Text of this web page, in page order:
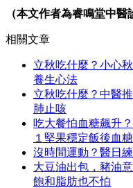
（本文作者為睿鳴堂中
相關文章
立秋吃什麼？小心
養生心法
立秋吃什麼？中醫
肺止咳
吃大餐怕血糖飆升
１堅果穩定飯後血糖
沒時間運動？醫日
大豆油出包，豬油
飽和脂肪也不怕